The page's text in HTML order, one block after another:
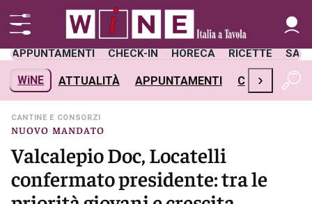
APPUNTAMENTI CHECK-IN HORECA RICETTE
WiNE ATTUALITÀ APPUNTAMENTI CHECK-IN
›
NUOVO MANDATO
CANTINE E CONSORZI
Valcalepio Doc, Locatelli
confermato presidente: tra le